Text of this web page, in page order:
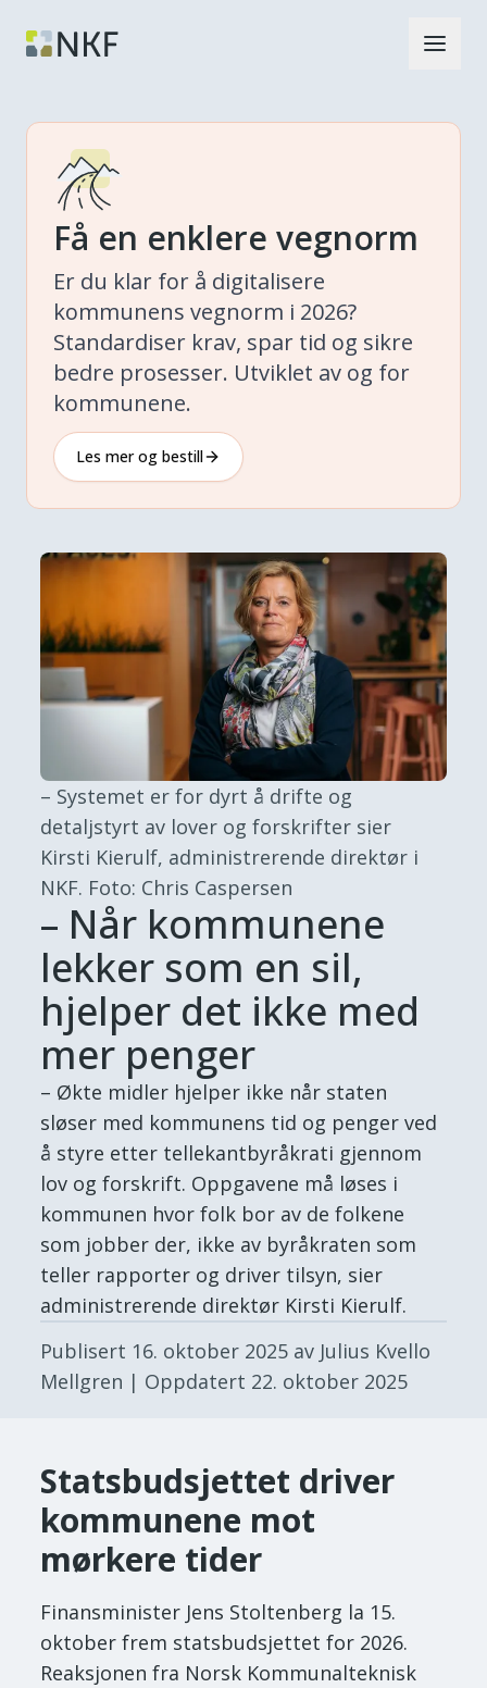
Få en enklere vegnorm
Er du klar for å digitalisere
kommunens vegnorm i 2026?
Standardiser krav, spar tid og sikre
bedre prosesser. Utviklet av og for
kommunene.
Les mer og bestill
– Systemet er for dyrt å drifte og
detaljstyrt av lover og forskrifter sier
Kirsti Kierulf, administrerende direktør i
NKF. Foto: Chris Caspersen
– Når kommunene
lekker som en sil,
hjelper det ikke med
mer penger
– Økte midler hjelper ikke når staten
sløser med kommunens tid og penger ved
å styre etter tellekantbyråkrati gjennom
lov og forskrift. Oppgavene må løses i
kommunen hvor folk bor av de folkene
som jobber der, ikke av byråkraten som
teller rapporter og driver tilsyn, sier
administrerende direktør Kirsti Kierulf.
Publisert 16. oktober 2025 av Julius Kvello
Mellgren | Oppdatert 22. oktober 2025
Statsbudsjettet driver
kommunene mot
mørkere tider
Finansminister Jens Stoltenberg la 15.
oktober frem statsbudsjettet for 2026.
Reaksjonen fra Norsk Kommunalteknisk